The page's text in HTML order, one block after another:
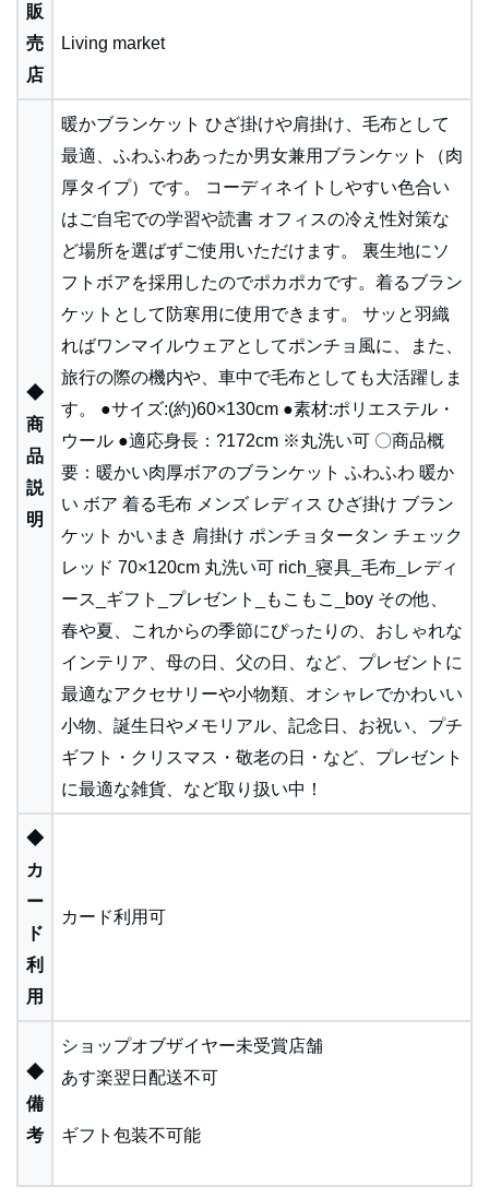
販
売
店
Living market
◆
商
品
説
明
暖かブランケット ひざ掛けや肩掛け、毛布として
最適、ふわふわあったか男女兼用ブランケット（肉
厚タイプ）です。 コーディネイトしやすい色合い
はご自宅での学習や読書 オフィスの冷え性対策な
ど場所を選ばずご使用いただけます。 裏生地にソ
フトボアを採用したのでポカポカです。着るブラン
ケットとして防寒用に使用できます。 サッと羽織
ればワンマイルウェアとしてポンチョ風に、また、
旅行の際の機内や、車中で毛布としても大活躍しま
す。 ●サイズ:(約)60×130cm ●素材:ポリエステル・
ウール ●適応身長：?172cm ※丸洗い可 〇商品概
要：暖かい肉厚ボアのブランケット ふわふわ 暖か
い ボア 着る毛布 メンズ レディス ひざ掛け ブラン
ケット かいまき 肩掛け ポンチョタータン チェック
レッド 70×120cm 丸洗い可 rich_寝具_毛布_レディ
ース_ギフト_プレゼント_もこもこ_boy その他、
春や夏、これからの季節にぴったりの、おしゃれな
インテリア、母の日、父の日、など、プレゼントに
最適なアクセサリーや小物類、オシャレでかわいい
小物、誕生日やメモリアル、記念日、お祝い、プチ
ギフト・クリスマス・敬老の日・など、プレゼント
に最適な雑貨、など取り扱い中！
◆
カ
ー
ド
利
用
カード利用可
◆
備
考
ショップオブザイヤー未受賞店舗
あす楽翌日配送不可
ギフト包装不可能